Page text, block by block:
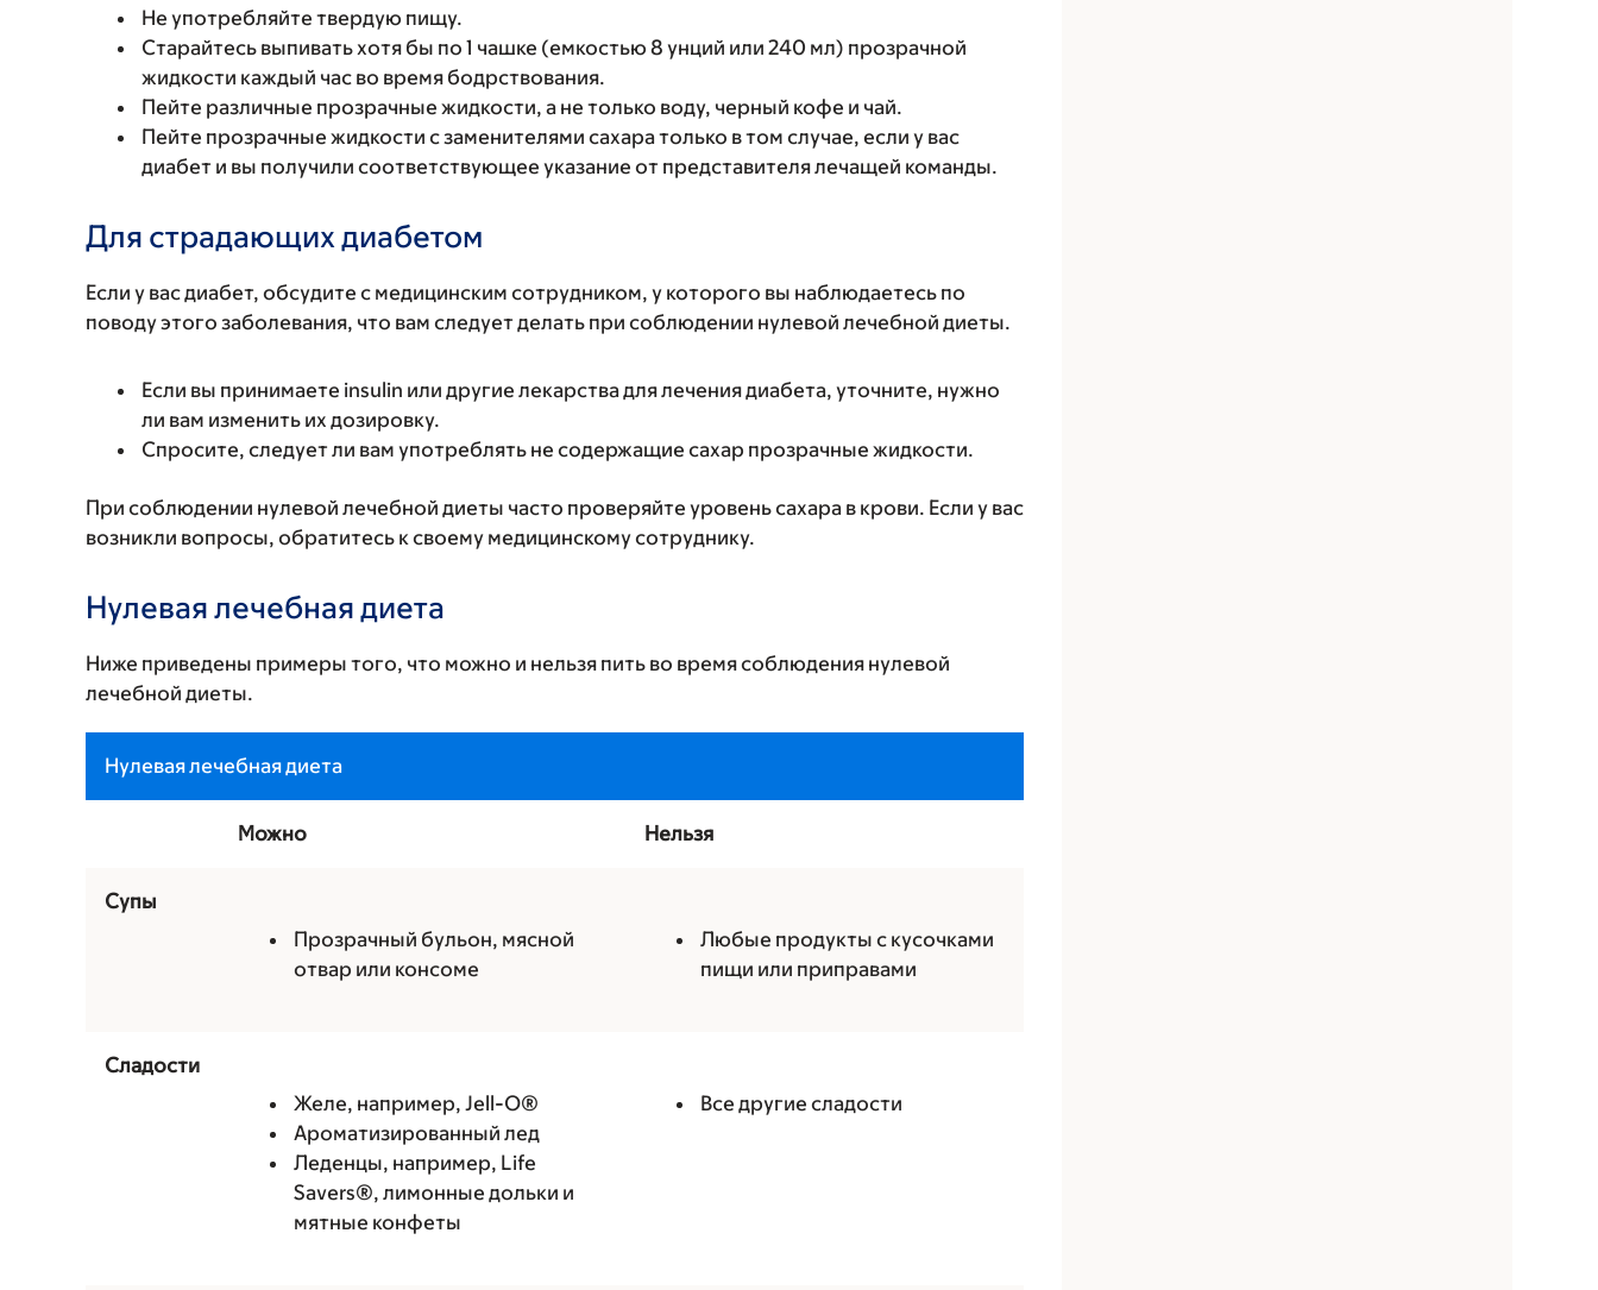
Не употребляйте твердую пищу.
Старайтесь выпивать хотя бы по 1 чашке (емкостью 8 унций или 240 мл) прозрачной
жидкости каждый час во время бодрствования.
Пейте различные прозрачные жидкости, а не только воду, черный кофе и чай.
Пейте прозрачные жидкости с заменителями сахара только в том случае, если у вас
диабет и вы получили соответствующее указание от представителя лечащей команды.
Для страдающих диабетом
Если у вас диабет, обсудите с медицинским сотрудником, у которого вы наблюдаетесь по
поводу этого заболевания, что вам следует делать при соблюдении нулевой лечебной диеты.
Если вы принимаете insulin или другие лекарства для лечения диабета, уточните, нужно
ли вам изменить их дозировку.
Спросите, следует ли вам употреблять не содержащие сахар прозрачные жидкости.
При соблюдении нулевой лечебной диеты часто проверяйте уровень сахара в крови. Если у вас
возникли вопросы, обратитесь к своему медицинскому сотруднику.
Нулевая лечебная диета
Ниже приведены примеры того, что можно и нельзя пить во время соблюдения нулевой
лечебной диеты.
Нулевая лечебная диета
Можно Нельзя
Супы
Прозрачный бульон, мясной
отвар или консоме
Любые продукты с кусочками
пищи или приправами
Сладости
Желе, например, Jell-O®
Ароматизированный лед
Леденцы, например, Life
Savers®, лимонные дольки и
мятные конфеты
Все другие сладости